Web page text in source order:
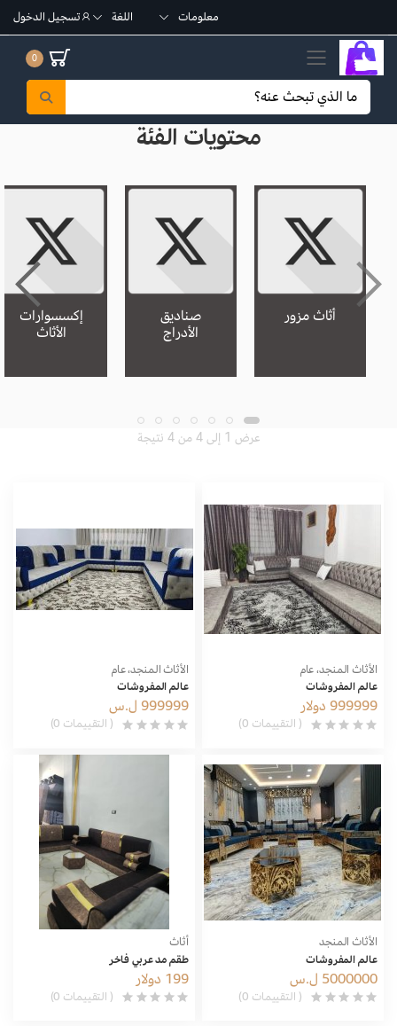
معلومات اللغة تسجيل الدخول
تبديل القائمة الجوال 0
محتويات الفئة
أثاث مزور صناديق
الأدراج
إكسسوارات
الأثاث
عرض 1 إلى 4 من 4 نتيجة
الأثاث المنجد، عام
عالم المفروشات
999999 دولار
( التقييمات 0)
الأثاث المنجد، عام
عالم المفروشات
999999 ل.س
( التقييمات 0)
الأثاث المنجد
عالم المفروشات
5000000 ل.س
( التقييمات 0)
أثاث
طقم مد عربي فاخر
199 دولار
( التقييمات 0)